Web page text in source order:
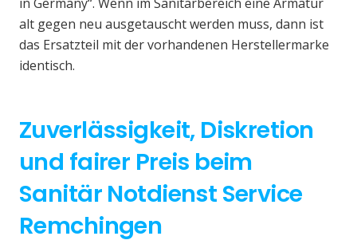
alt gegen neu ausgetauscht werden muss, dann ist
das Ersatzteil mit der vorhandenen Herstellermarke
identisch.
Zuverlässigkeit, Diskretion
und fairer Preis beim
Sanitär Notdienst Service
Remchingen